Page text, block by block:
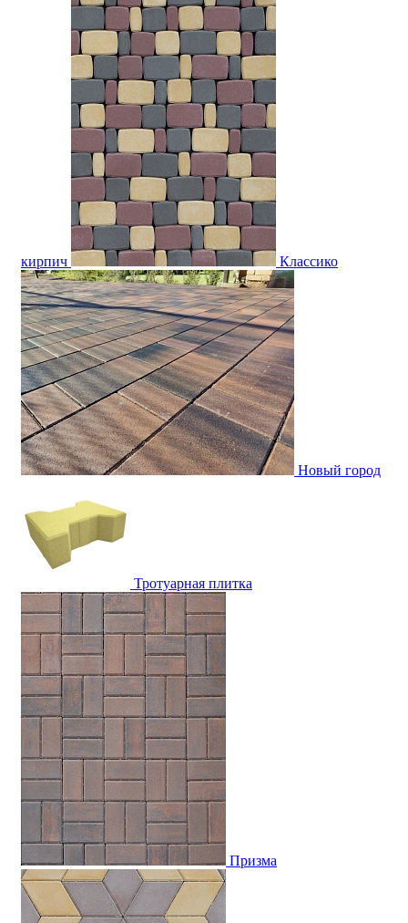
кирпич Классико
Новый город
Тротуарная плитка
Призма